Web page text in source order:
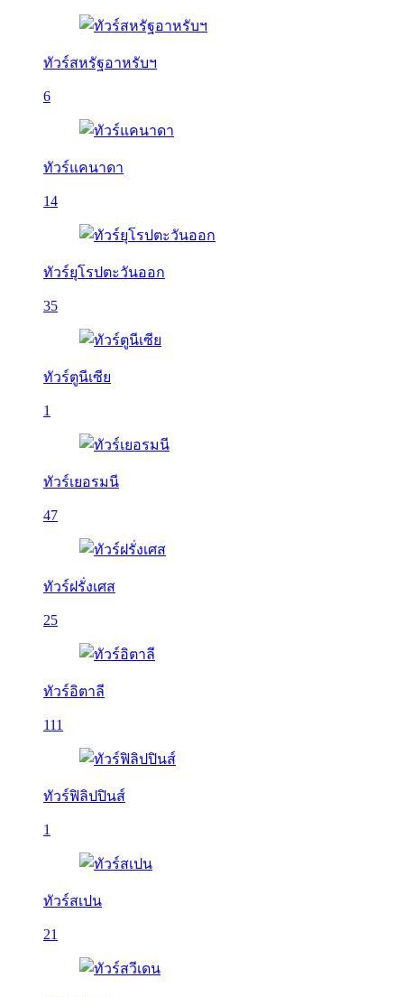
ทัวร์สหรัฐอาหรับฯ
6
ทัวร์แคนาดา
14
ทัวร์ยุโรปตะวันออก
35
ทัวร์ตูนีเซีย
1
ทัวร์เยอรมนี
47
ทัวร์ฝรั่งเศส
25
ทัวร์อิตาลี
111
ทัวร์ฟิลิปปินส์
1
ทัวร์สเปน
21